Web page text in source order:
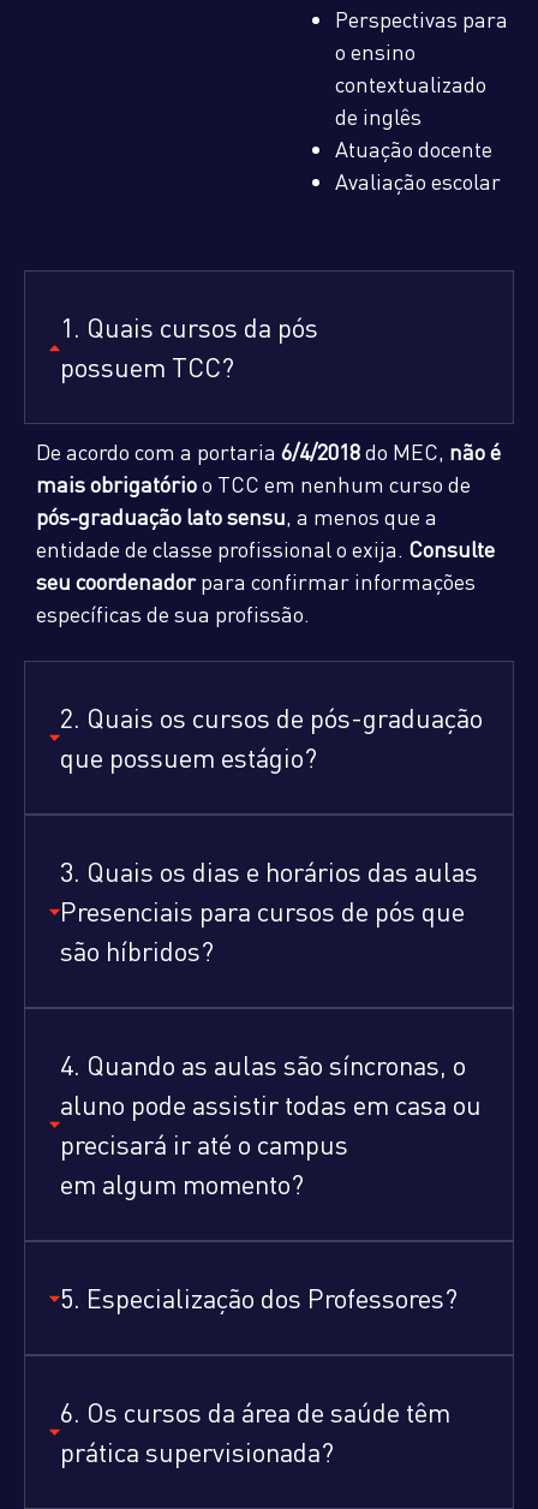
Perspectivas para
o ensino
contextualizado
de inglês
Atuação docente
Avaliação escolar
1. Quais cursos da pós
possuem TCC?
De acordo com a portaria 6/4/2018do MEC, não é
mais obrigatórioo TCC em nenhum curso de
pós-graduação lato sensu, a menos que a
entidade de classe profissional o exija. Consulte
seu coordenadorpara confirmar informações
específicas de sua profissão.
2. Quais os cursos de pós-graduação
que possuem estágio?
3. Quais os dias e horários das aulas
Presenciais para cursos de pós que
são híbridos?
4. Quando as aulas são síncronas, o
aluno pode assistir todas em casa ou
precisará ir até o campus
em algum momento?
5. Especialização dos Professores?
6. Os cursos da área de saúde têm
prática supervisionada?